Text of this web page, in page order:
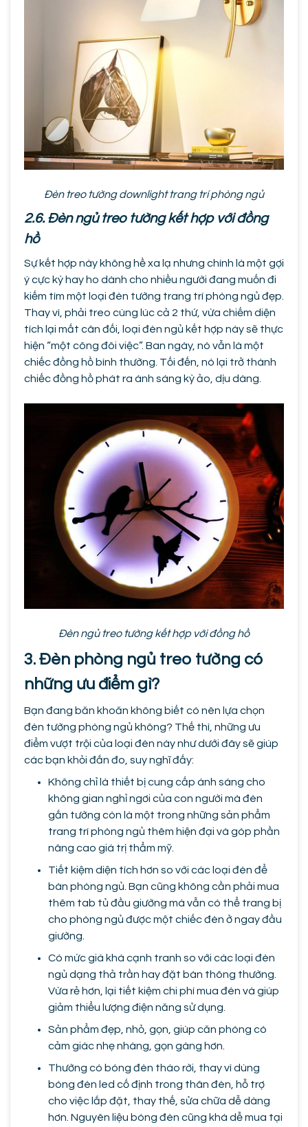
Đèn treo tường downlight trang trí phòng ngủ
2.6. Đèn ngủ treo tường kết hợp với đồng
hồ
Sự kết hợp này không hề xa lạ nhưng chính là một gợi
ý cực kỳ hay ho dành cho nhiều người đang muốn đi
kiếm tìm một loại đèn tường trang trí phòng ngủ đẹp.
Thay vì, phải treo cùng lúc cả 2 thứ, vừa chiếm diện
tích lại mất cân đối, loại đèn ngủ kết hợp này sẽ thực
hiện “một công đôi việc”. Ban ngày, nó vẫn là một
chiếc đồng hồ bình thường. Tối đến, nó lại trở thành
chiếc đồng hồ phát ra ánh sáng kỳ ảo, dịu dàng.
Đèn ngủ treo tường kết hợp với đồng hồ
3. Đèn phòng ngủ treo tường có
những ưu điểm gì?
Bạn đang băn khoăn không biết có nên lựa chọn
đèn tường phòng ngủ không? Thế thì, những ưu
điểm vượt trội của loại đèn này như dưới đây sẽ giúp
các bạn khỏi đắn đo, suy nghĩ đấy:
Không chỉ là thiết bị cung cấp ánh sáng cho
không gian nghỉ ngơi của con người mà đèn
gắn tường còn là một trong những sản phẩm
trang trí phòng ngủ thêm hiện đại và góp phần
nâng cao giá trị thẩm mỹ.
Tiết kiệm diện tích hơn so với các loại đèn để
bàn phòng ngủ. Bạn cũng không cần phải mua
thêm tab tủ đầu giường mà vẫn có thể trang bị
cho phòng ngủ được một chiếc đèn ở ngay đầu
giường.
Có mức giá khá cạnh tranh so với các loại đèn
ngủ dạng thả trần hay đặt bàn thông thường.
Vừa rẻ hơn, lại tiết kiệm chi phí mua đèn và giúp
giảm thiểu lượng điện năng sử dụng.
Sản phẩm đẹp, nhỏ, gọn, giúp căn phòng có
cảm giác nhẹ nhàng, gọn gàng hơn.
Thường có bóng đèn tháo rời, thay vì dùng
bóng đèn led cố định trong thân đèn, hỗ trợ
cho việc lắp đặt, thay thế, sửa chữa dễ dàng
hơn. Nguyên liệu bóng đèn cũng khá dễ mua tại